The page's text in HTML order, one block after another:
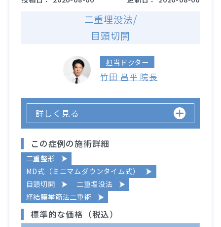
二重埋没法/
目頭切開
担当ドクター
竹田 昌平 院長
詳しく見る
この症例の施術詳細
二重整形
MD式（ミニマムダウンタイム式）
目頭切開
二重埋没法
経結膜挙筋法二重術
標準的な価格（税込）